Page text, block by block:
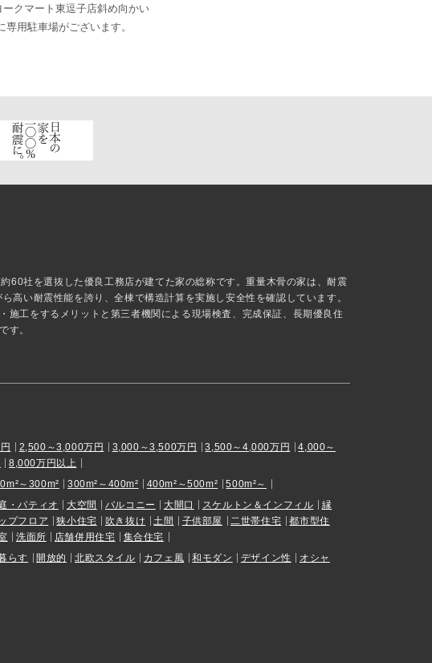
ークマート東逗子店斜め向かい
用駐車場がございます。
60社を選抜した優良工務店が建てた家の総称です。重量木骨の家は、耐震
高い耐震性能を誇り、全棟で構造計算を実施し安全性を確認しています。
工をするメリットと第三者機関による現場検査、完成保証、長期優良住
す。
2,500～3,000万円 3,000～3,500万円 3,500～4,000万円
4,000～
8,000万円以上
～300m² 300m²～400m² 400m²～500m²
500m²～
・パティオ 大空間 バルコニー 大開口 スケルトン＆インフィル
縁
プフロア 狭小住宅 吹き抜け 土間 子供部屋 二世帯住宅
都市型住
洗面所 店舗併用住宅
集合住宅
らす 開放的 北欧スタイル カフェ風 和モダン デザイン性
オシャ